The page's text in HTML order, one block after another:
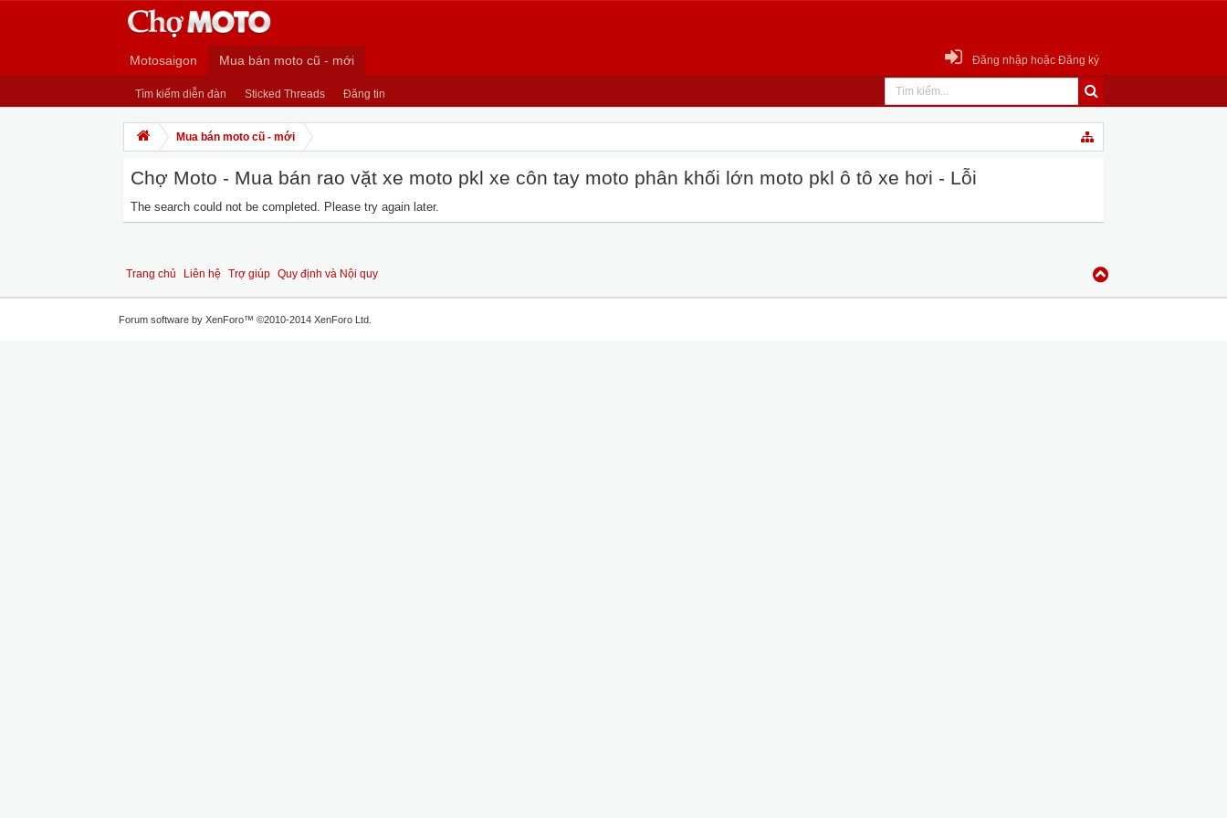
Motosaigon Mua bán moto cũ - mới
Tìm kiếm diễn đàn Sticked Threads Đăng tin
Đăng nhập hoặc Đăng ký
Mua bán moto cũ - mới
Chợ Moto - Mua bán rao vặt xe moto pkl xe côn tay moto phân khối lớn moto pkl ô tô xe hơi - Lỗi
The search could not be completed. Please try again later.
Trang chủ Liên hệ Trợ giúp Quy định và Nội quy
Forum software by XenForo™ ©2010-2014 XenForo Ltd.